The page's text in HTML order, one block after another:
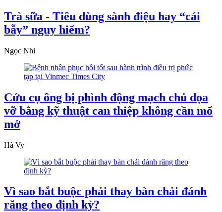
Trà sữa - Tiêu dùng sành điệu hay “cái
bẫy” nguy hiểm?
Ngọc Nhi
Cứu cụ ông bị phình động mạch chủ dọa
vỡ bằng kỹ thuật can thiệp không cần mổ
mở
Hà Vy
Vì sao bắt buộc phải thay bàn chải đánh
răng theo định kỳ?